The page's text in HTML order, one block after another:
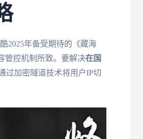
2025年备受期待的《藏海
管控机制所致。要解决在国
过加密隧道技术将用户IP切